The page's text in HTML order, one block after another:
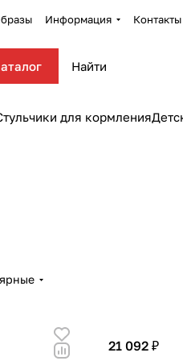
Информация Контакты
для кормления
21 092 ₽